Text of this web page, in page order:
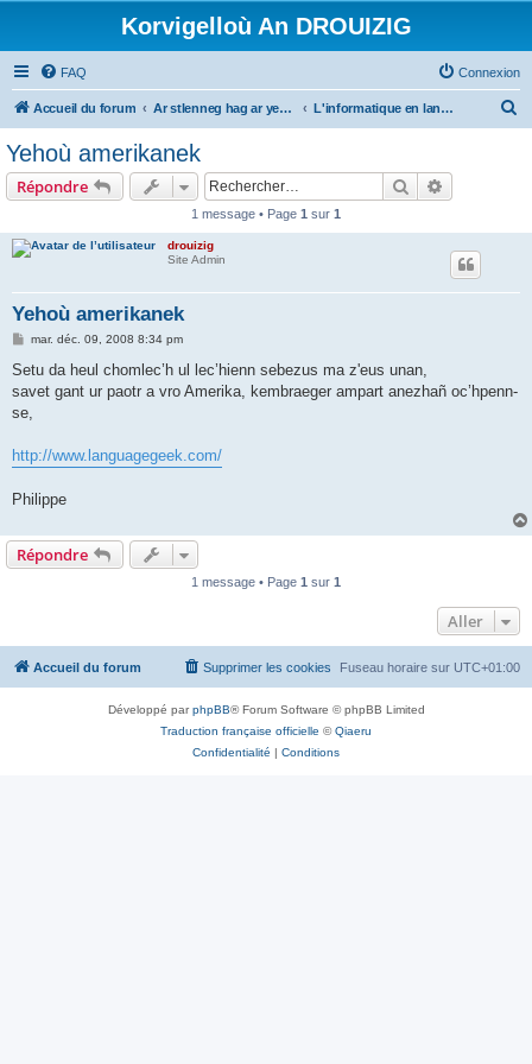
Korvigelloù An DROUIZIG
FAQ Connexion
Accueil du forum Ar stlenneg hag ar yezhoù bihan er bed a-bezh L'informatique en langues régionales et minoritaires
Yehoù amerikanek
Répondre Rechercher
1 message • Page 1 sur 1
drouizig
Site Admin
Yehoù amerikanek
M
s
a
g
e
mar. déc. 09, 2008 8:34 pm
Setu da heul chomlec’h ul lec’hienn sebezus ma z'eus unan,
savet gant ur paotr a vro Amerika, kembraeger ampart anezhañ oc’hpenn-
se,
http://www.languagegeek.com/
Philippe
Répondre
1 message • Page 1 sur 1
Aller
Accueil du forum Fuseau horaire sur UTC+01:00
Supprimer les cookies
Développé parphpBB® Forum Software © phpBB Limited
Traduction française officielle ©Qiaeru
Confidentialité | Conditions